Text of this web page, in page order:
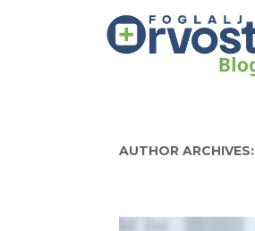
AUTHOR ARCHIVES: